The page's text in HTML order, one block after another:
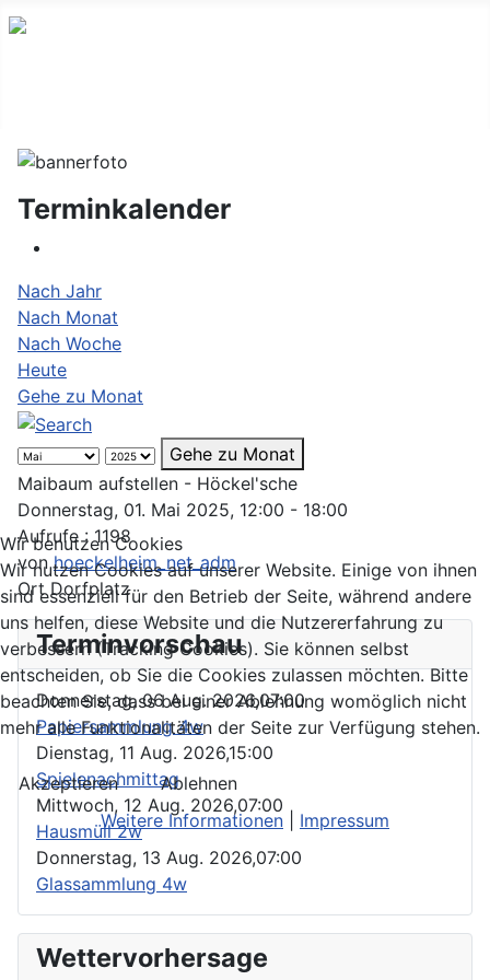
Terminkalender
Nach Jahr
Nach Monat
Nach Woche
Heute
Gehe zu Monat
Gehe zu Monat
Maibaum aufstellen - Höckel'sche
Donnerstag, 01. Mai 2025, 12:00 - 18:00
Aufrufe: 1198
vonhoeckelheim_net_adm
Ort Dorfplatz
Terminvorschau
Donnerstag, 06 Aug. 2026,07:00
Papiersammlung 4w
Dienstag, 11 Aug. 2026,15:00
Spielenachmittag
Mittwoch, 12 Aug. 2026,07:00
Hausmüll 2w
Donnerstag, 13 Aug. 2026,07:00
Glassammlung 4w
Wettervorhersage
Wir benutzen Cookies
Wir nutzen Cookies auf unserer Website. Einige von ihnen
sind essenziell für den Betrieb der Seite, während andere
uns helfen, diese Website und die Nutzererfahrung zu
verbessern (Tracking Cookies). Sie können selbst
entscheiden, ob Sie die Cookies zulassen möchten. Bitte
beachten Sie, dass bei einer Ablehnung womöglich nicht
mehr alle Funktionalitäten der Seite zur Verfügung stehen.
Akzeptieren
Ablehnen
Weitere Informationen
Impressum